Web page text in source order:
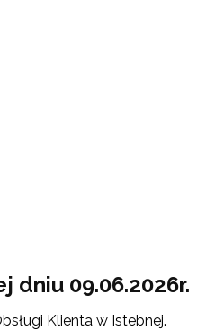
dniu 09.06.2026r.
Klienta w Istebnej.